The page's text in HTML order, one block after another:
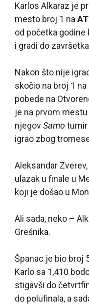
Karlos Alkaraz je
mesto broj 1 na
od početka
i gradi do
Nakon što nije
skočio na broj 1
pobede na
je na prvom
njegovSamoturnir
igrao zbog
Aleksandar
ulazak u finale u
koji je došao u
Ali sada, neko –
Grešnika.
Španac je bio broj
Karlo sa 1,410
stigavši do
do polufinala, a